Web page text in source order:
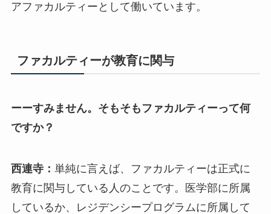
アファカルティーとして働いています。
ファカルティーが教育に関与
ーーすみません。そもそもファカルティーって何
ですか？
西連寺： 単純に言えば、ファカルティーは正式に
教育に関与している人のことです。医学部に所属
しているか、レジデンシープログラムに所属して